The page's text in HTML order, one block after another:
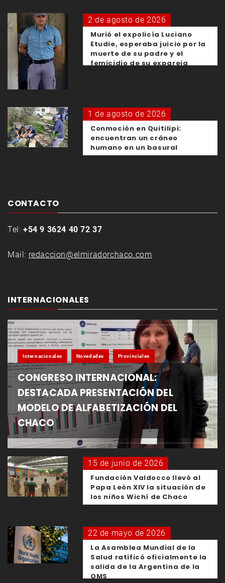
2 de agosto de 2026
Murió el expolicía Luciano
Etudie, esperaba juicio por la
muerte de su padre y el
femicidio de su expareja
1 de agosto de 2026
Conmoción en Quitilipi:
encuentran un cráneo
humano en un basural
CONTACTO
Tel: +54 9 3624 40 72 37
Mail: redaccion@elmiradorchaco.com
INTERNACIONALES
Internacionales Novedades Provinciales
CONGRESO INTERNACIONAL:
DESTACADA PRESENTACIÓN DEL
MODELO DE ALFABETIZACIÓN DEL
CHACO
15 de junio de 2026
Fundación Valdocco llevó al
Papa León XIV la situación de
los niños Wichí de Chaco
22 de mayo de 2026
La Asamblea Mundial de la
Salud ratificó oficialmente la
salida de la Argentina de la
OMS